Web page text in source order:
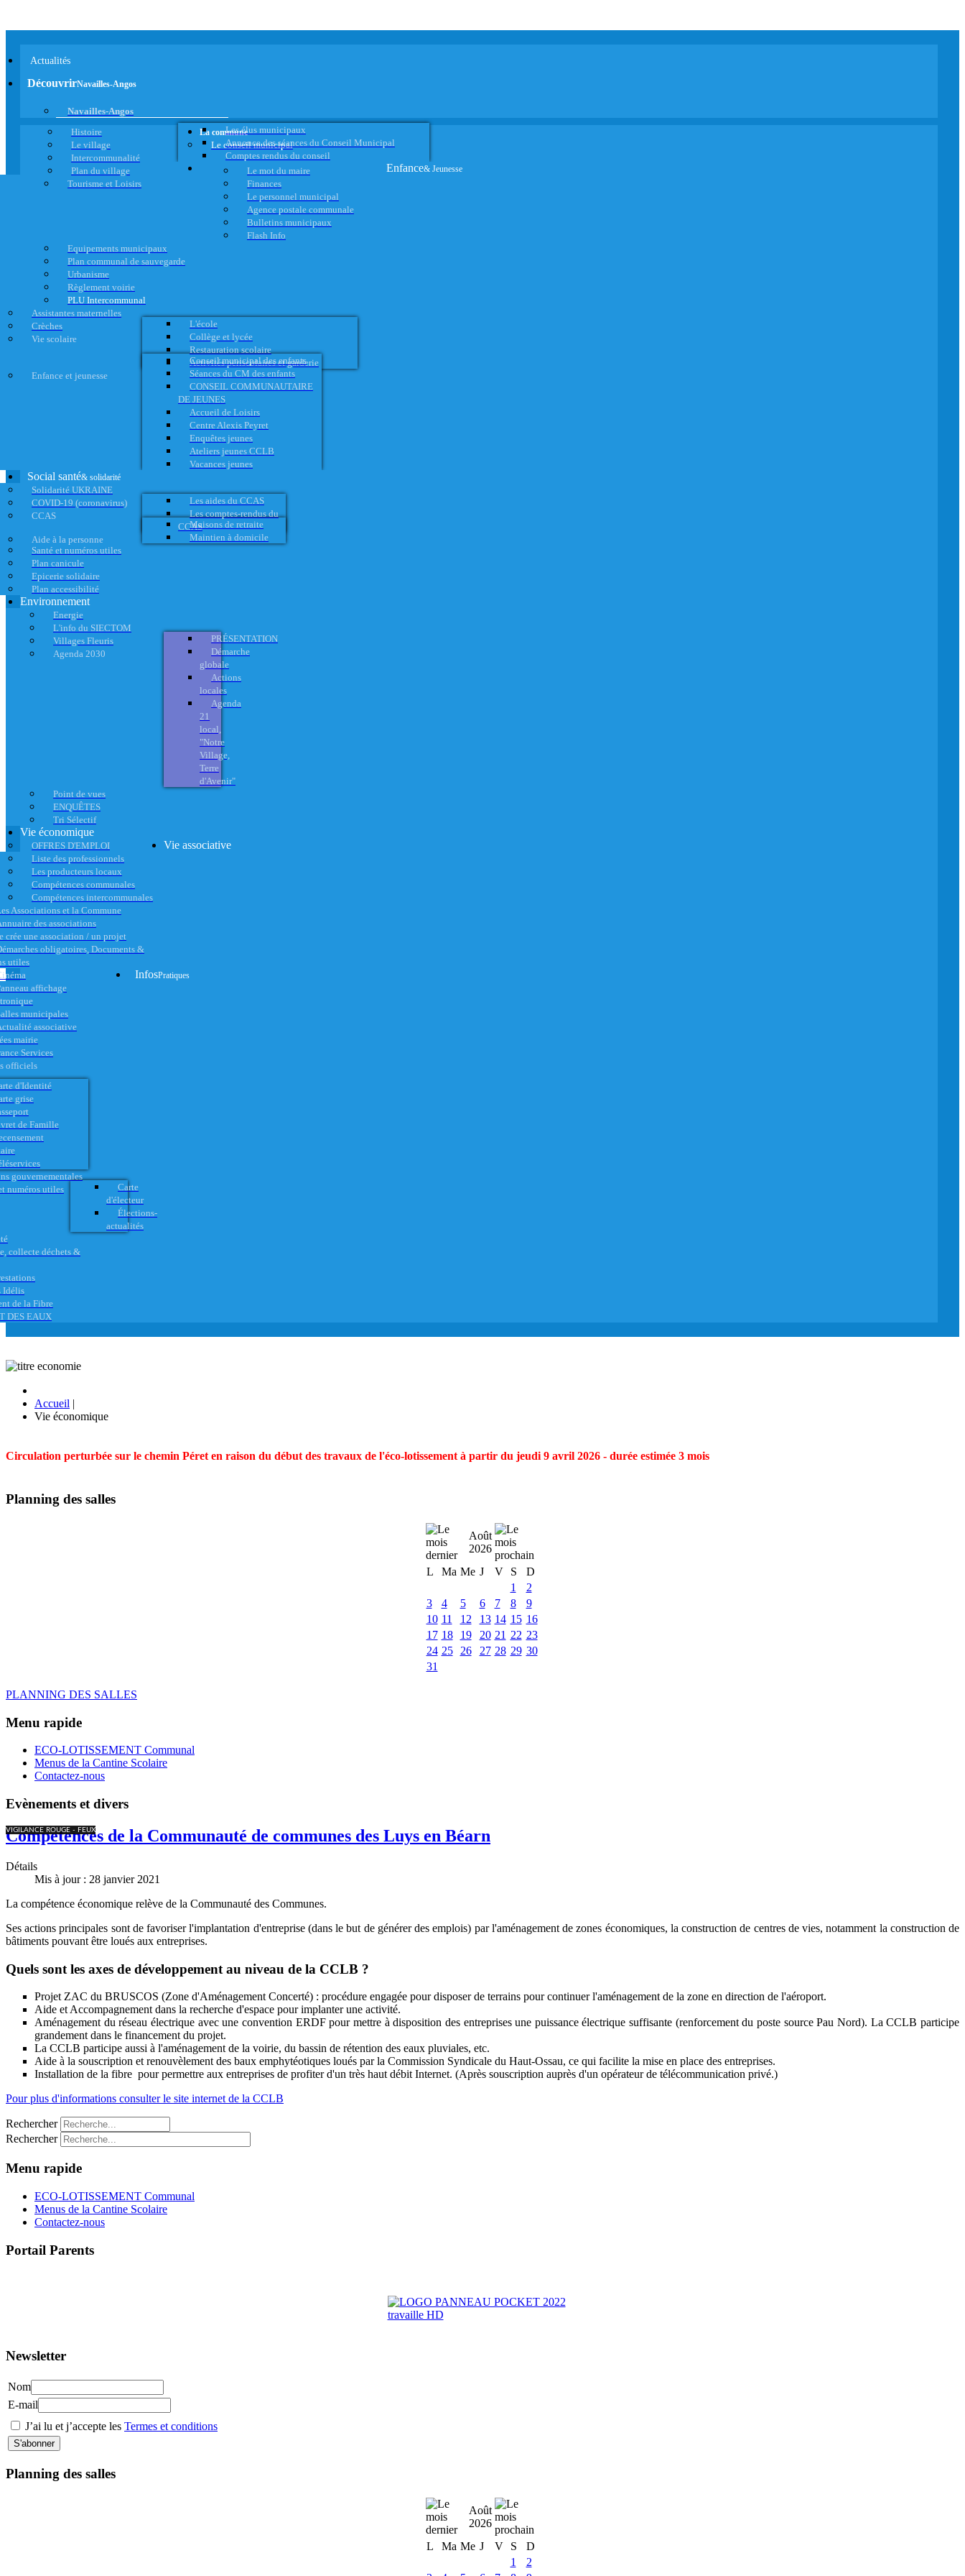
Actualités
DécouvrirNavailles-Angos
Navailles-Angos
Histoire
Le village
Intercommunalité
Plan du village
Tourisme et Loisirs
La commune
Le conseil municipal
Les élus municipaux
Annonce des séances du Conseil Municipal
Comptes rendus du conseil
Le mot du maire
Finances
Le personnel municipal
Agence postale communale
Bulletins municipaux
Flash Info
Equipements municipaux
Plan communal de sauvegarde
Urbanisme
Règlement voirie
PLU Intercommunal
Enfance& Jeunesse
Assistantes maternelles
Crèches
Vie scolaire
L'école
Collège et lycée
Restauration scolaire
Activités périscolaires et garderie
Enfance et jeunesse
Conseil municipal des enfants
Séances du CM des enfants
CONSEIL COMMUNAUTAIRE
DE JEUNES
Accueil de Loisirs
Centre Alexis Peyret
Enquêtes jeunes
Ateliers jeunes CCLB
Vacances jeunes
Social santé& solidarité
Solidarité UKRAINE
COVID-19 (coronavirus)
CCAS
Les aides du CCAS
Les comptes-rendus du
CCAS
Aide à la personne
Maisons de retraite
Maintien à domicile
Santé et numéros utiles
Plan canicule
Epicerie solidaire
Plan accessibilité
Environnement
Energie
L'info du SIECTOM
Villages Fleuris
Agenda 2030
PRÉSENTATION
Démarche
globale
Actions
locales
Agenda
21
local,
"Notre
Village,
Terre
d'Avenir"
Point de vues
ENQUÊTES
Tri Sélectif
Vie économique
OFFRES D'EMPLOI
Liste des professionnels
Les producteurs locaux
Compétences communales
Compétences intercommunales
Vie associative
Associations et la Commune
des associations
crée une association / un projet
obligatoires, Documents &
utiles
affichage
municipales
associative
InfosPratiques
mairie
Services
officiels
d'Identité
grise
de Famille
gouvernementales
numéros utiles
Carte
d'électeur
Élections-
actualités
collecte déchets &
Idélis
de la Fibre
DES EAUX
Accueil |
Vie économique
Circulation perturbée sur le chemin Péret en raison du début des travaux de l'éco-lotissement à partir du jeudi 9 avril 2026 - durée estimée 3 mois
Planning des salles
Août
2026
L
Ma Me J V S
D
1
2
3
4 5 6 7 8
9
10 11 12 13 14 15 16
17 18 19 20 21 22 23
24 25 26 27 28 29 30
31
PLANNING DES SALLES
Menu rapide
ECO-LOTISSEMENT Communal
Menus de la Cantine Scolaire
Contactez-nous
Evènements et divers
VIGILANCE ROUGE - FEUX
Compétences de la Communauté de communes des Luys en Béarn
Détails
Mis à jour : 28 janvier 2021
La compétence économique relève de la Communauté des Communes.
Ses actions principales sont de favoriser l'implantation d'entreprise (dans le but de générer des emplois) par l'aménagement de zones économiques, la construction de centres de vies, notamment la construction de
bâtiments pouvant être loués aux entreprises.
Quels sont les axes de développement au niveau de la CCLB ?
Projet ZAC du BRUSCOS (Zone d'Aménagement Concerté) : procédure engagée pour disposer de terrains pour continuer l'aménagement de la zone en direction de l'aéroport.
Aide et Accompagnement dans la recherche d'espace pour implanter une activité.
Aménagement du réseau électrique avec une convention ERDF pour mettre à disposition des entreprises une puissance électrique suffisante (renforcement du poste source Pau Nord). La CCLB participe
grandement dans le financement du projet.
La CCLB participe aussi à l'aménagement de la voirie, du bassin de rétention des eaux pluviales, etc.
Aide à la souscription et renouvèlement des baux emphytéotiques loués par la Commission Syndicale du Haut-Ossau, ce qui facilite la mise en place des entreprises.
Installation de la fibre pour permettre aux entreprises de profiter d'un très haut débit Internet. (Après souscription auprès d'un opérateur de télécommunication privé.)
Pour plus d'informations consulter le site internet de la CCLB
Rechercher
Rechercher
Menu rapide
ECO-LOTISSEMENT Communal
Menus de la Cantine Scolaire
Contactez-nous
Portail Parents
Newsletter
Nom
E-mail
J’ai lu et j’accepte les Termes et conditions
Planning des salles
Août
2026
L
Ma Me J V S
D
1
2